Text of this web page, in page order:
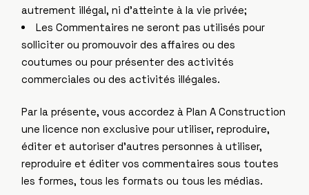
autrement illégal, ni d’atteinte à la vie privée;
Les Commentaires ne seront pas utilisés pour
solliciter ou promouvoir des affaires ou des
coutumes ou pour présenter des activités
commerciales ou des activités illégales.
Par la présente, vous accordez à Plan A Construction
une licence non exclusive pour utiliser, reproduire,
éditer et autoriser d’autres personnes à utiliser,
reproduire et éditer vos commentaires sous toutes
les formes, tous les formats ou tous les médias.